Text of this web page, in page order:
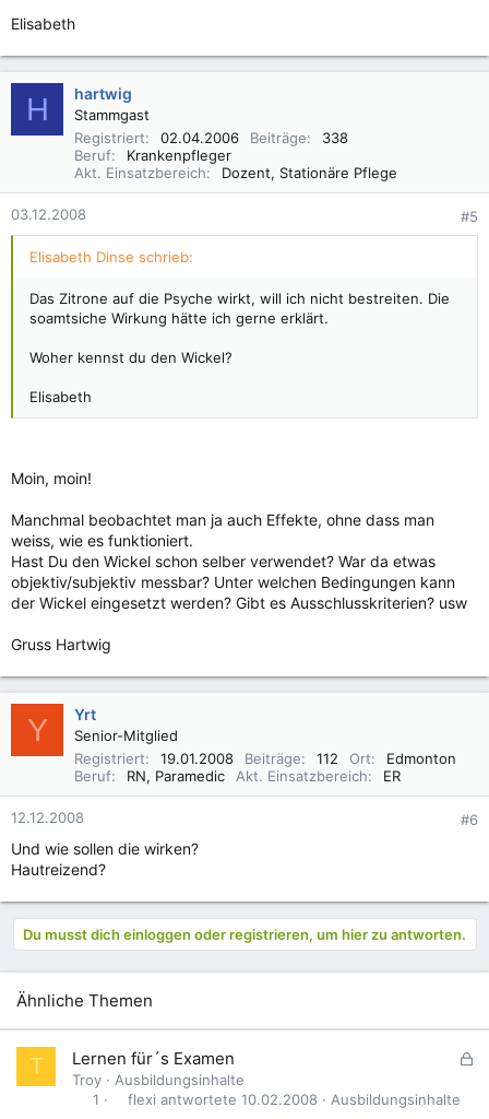
Elisabeth
H hartwig
Stammgast
Registriert
02.04.2006 Beiträge
338
Beruf
Krankenpfleger
Akt. Einsatzbereich
Dozent, Stationäre Pflege
03.12.2008 #5
Elisabeth Dinse schrieb:
Das Zitrone auf die Psyche wirkt, will ich nicht bestreiten. Die
soamtsiche Wirkung hätte ich gerne erklärt.
Woher kennst du den Wickel?
Elisabeth
Moin, moin!
Manchmal beobachtet man ja auch Effekte, ohne dass man
weiss, wie es funktioniert.
Hast Du den Wickel schon selber verwendet? War da etwas
objektiv/subjektiv messbar? Unter welchen Bedingungen kann
der Wickel eingesetzt werden? Gibt es Ausschlusskriterien? usw
Gruss Hartwig
Y Yrt
Senior-Mitglied
Registriert
19.01.2008 Beiträge 112 Ort
Edmonton
Beruf
RN, Paramedic Akt. Einsatzbereich ER
12.12.2008 #6
Und wie sollen die wirken?
Hautreizend?
Du musst dich einloggen oder registrieren, um hier zu antworten.
Ähnliche Themen
T
G
Lernen für´s Examen
Troy
Ausbildungsinhalte
1
Ausbildungsinhalte
10.02.2008
flexi